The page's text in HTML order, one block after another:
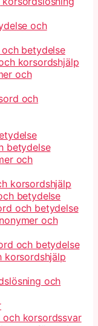
och
betydelse
korsordshjälp
och
och
betydelse
och
korsordshjälp
betydelse
och betydelse
och
och betydelse
korsordshjälp
och
och korsordssvar